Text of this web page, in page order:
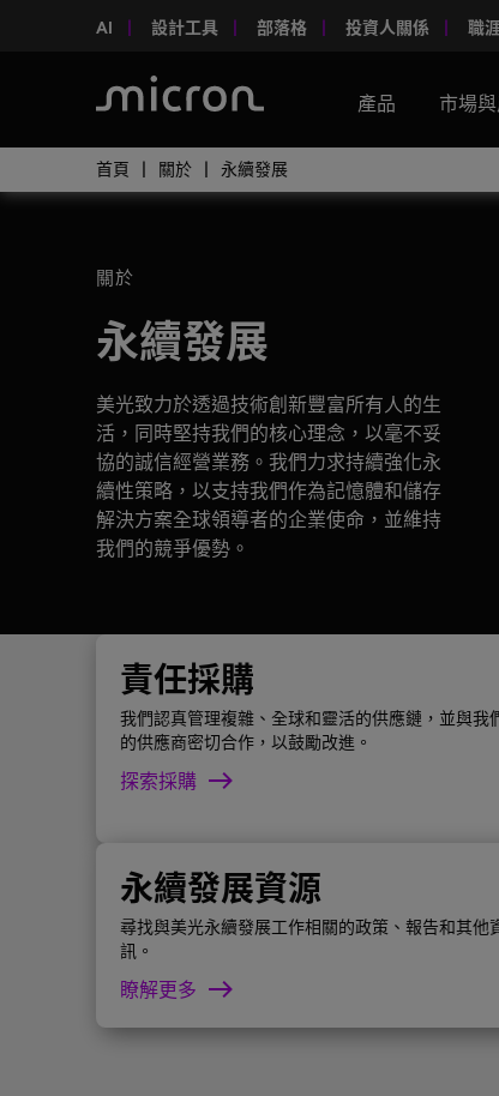
AI 設計工具 部落格 投資人關係 職
產品 市場
首頁 關於 永續發展
關於
永續發展
美光致力於透過技術創新豐富所有人的生
活，同時堅持我們的核心理念，以毫不妥
協的誠信經營業務。我們力求持續強化永
續性策略，以支持我們作為記憶體和儲存
解決方案全球領導者的企業使命，並維持
我們的競爭優勢。
責任採購
我們認真管理複雜、全球和靈活的供應鏈，並與我
的供應商密切合作，以鼓勵改進。
探索採購
永續發展資源
尋找與美光永續發展工作相關的政策、報告和其他
訊。
瞭解更多